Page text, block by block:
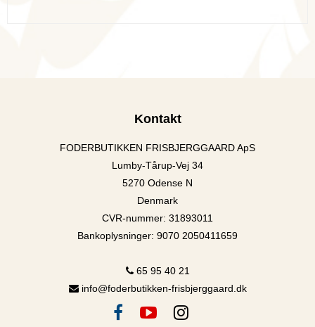
Kontakt
FODERBUTIKKEN FRISBJERGGAARD ApS
Lumby-Tårup-Vej 34
5270 Odense N
Denmark
CVR-nummer: 31893011
Bankoplysninger: 9070 2050411659
65 95 40 21
info@foderbutikken-frisbjerggaard.dk